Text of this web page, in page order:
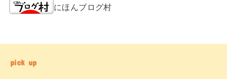
にほんブログ村
pick up